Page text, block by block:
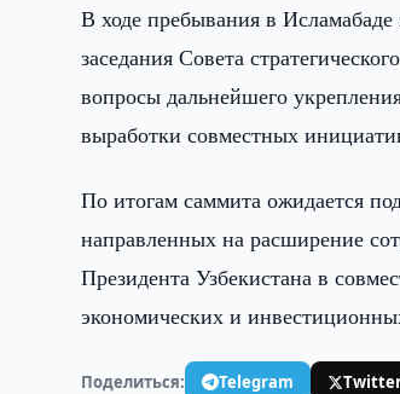
В ходе пребывания в
заседания Совета
вопросы дальнейшего
выработки совместных
По итогам саммита ожидается
направленных на расширение
Президента Узбекистана в
экономических и
Поделиться: Telegram